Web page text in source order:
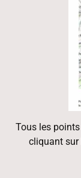
Tous les
cliquant sur